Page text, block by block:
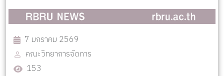
7 มกราคม 2569
คณะวิทยาการจัดการ
153